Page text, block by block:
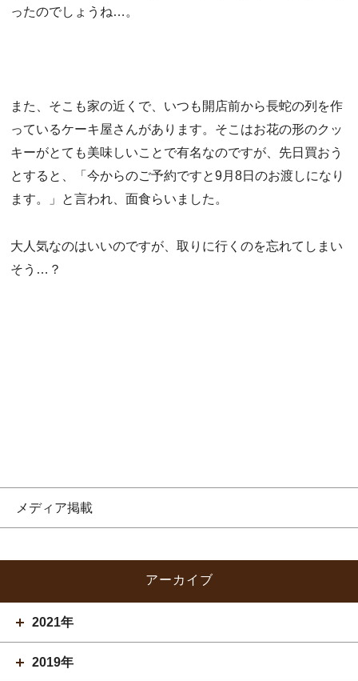
ったのでしょうね…。
また、そこも家の近くで、いつも開店前から長蛇の列を作
っているケーキ屋さんがあります。そこはお花の形のクッ
キーがとても美味しいことで有名なのですが、先日買おう
とすると、「今からのご予約ですと9月8日のお渡しになり
ます。」と言われ、面食らいました。
大人気なのはいいのですが、取りに行くのを忘れてしまい
そう…？
メディア掲載
アーカイブ
2021年
2019年